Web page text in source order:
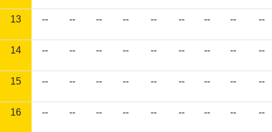
13 -- -- -- -- -- -- -- -- --
14 -- -- -- -- -- -- -- -- --
15 -- -- -- -- -- -- -- -- --
16 -- -- -- -- -- -- -- -- --